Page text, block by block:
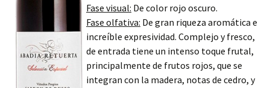
Fase visual: De color rojo oscuro.
Fase olfativa: De gran riqueza aromática e
increíble expresividad. Complejo y fresco,
de entrada tiene un intenso toque frutal,
principalmente de frutos rojos, que se
integran con la madera, notas de cedro, y